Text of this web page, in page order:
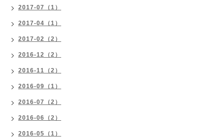
2017-07（1）
2017-04（1）
2017-02（2）
2016-12（2）
2016-11（2）
2016-09（1）
2016-07（2）
2016-06（2）
2016-05（1）